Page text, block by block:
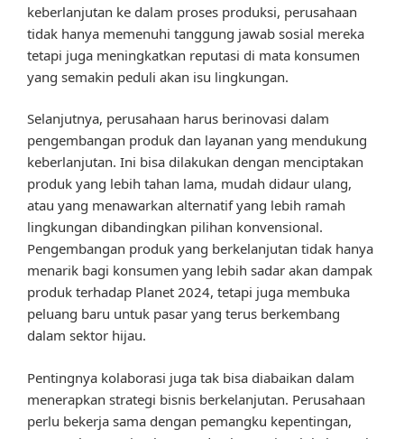
keberlanjutan ke dalam proses produksi, perusahaan
tidak hanya memenuhi tanggung jawab sosial mereka
tetapi juga meningkatkan reputasi di mata konsumen
yang semakin peduli akan isu lingkungan.
Selanjutnya, perusahaan harus berinovasi dalam
pengembangan produk dan layanan yang mendukung
keberlanjutan. Ini bisa dilakukan dengan menciptakan
produk yang lebih tahan lama, mudah didaur ulang,
atau yang menawarkan alternatif yang lebih ramah
lingkungan dibandingkan pilihan konvensional.
Pengembangan produk yang berkelanjutan tidak hanya
menarik bagi konsumen yang lebih sadar akan dampak
produk terhadap Planet 2024, tetapi juga membuka
peluang baru untuk pasar yang terus berkembang
dalam sektor hijau.
Pentingnya kolaborasi juga tak bisa diabaikan dalam
menerapkan strategi bisnis berkelanjutan. Perusahaan
perlu bekerja sama dengan pemangku kepentingan,